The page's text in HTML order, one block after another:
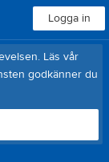
Logga in
Läs vår
godkänner du